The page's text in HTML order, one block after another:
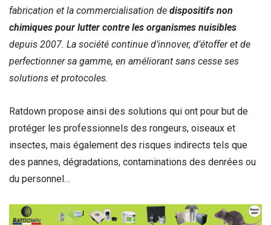
fabrication et la commercialisation de dispositifs non
chimiques pour lutter contre les organismes nuisibles
depuis 2007. La société continue d’innover, d’étoffer et de
perfectionner sa gamme, en améliorant sans cesse ses
solutions et protocoles.
Ratdown propose ainsi des solutions qui ont pour but de
protéger les professionnels des rongeurs, oiseaux et
insectes, mais également des risques indirects tels que
des pannes, dégradations, contaminations des denrées ou
du personnel…